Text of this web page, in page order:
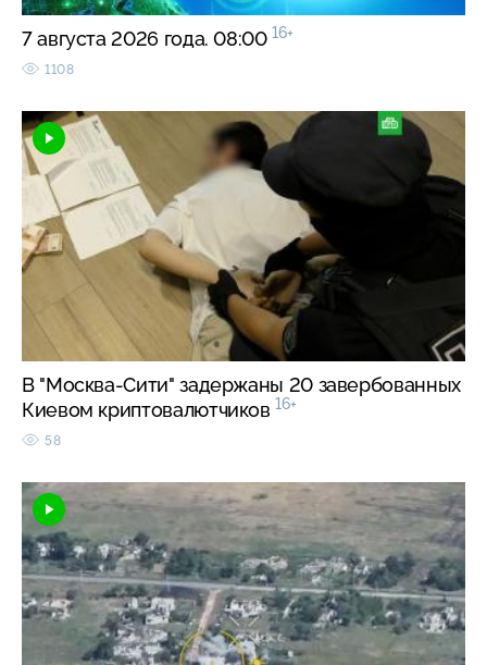
7 августа 2026 года. 08:00 16+
1108
В "Москва-Сити" задержаны 20 завербованных
Киевом криптовалютчиков 16+
58